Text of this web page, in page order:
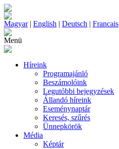
Magyar| English | Deutsch | Francais
Menü
Híreink
Programajánló
Beszámolóink
Legutóbbi bejegyzések
Állandó híreink
Eseménynaptár
Keresés, szűrés
Ünnepkörök
Média
Képtár